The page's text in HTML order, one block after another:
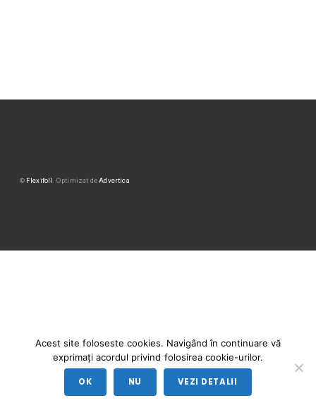
© Flexifoll . Optimizat deAdvertica
Sună la 0746529730!
Acest site foloseste cookies. Navigând în continuare vă
exprimați acordul privind folosirea cookie-urilor.
OK NU VEZI DETALII